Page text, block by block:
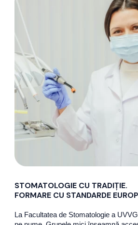
STOMATOLOGIE CU TRADIȚIE.
FORMARE CU STANDARDE
La Facultatea de Stomatologie a